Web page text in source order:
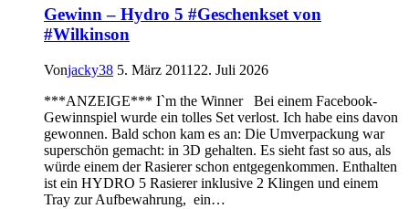
Gewinn – Hydro 5 #Geschenkset von
#Wilkinson
Vonjacky38 5. März 2011 22. Juli 2026
***ANZEIGE*** I`m the Winner Bei einem Facebook-
Gewinnspiel wurde ein tolles Set verlost. Ich habe eins davon
gewonnen. Bald schon kam es an: Die Umverpackung war
superschön gemacht: in 3D gehalten. Es sieht fast so aus, als
würde einem der Rasierer schon entgegenkommen. Enthalten
ist ein HYDRO 5 Rasierer inklusive 2 Klingen und einem
Tray zur Aufbewahrung, ein…